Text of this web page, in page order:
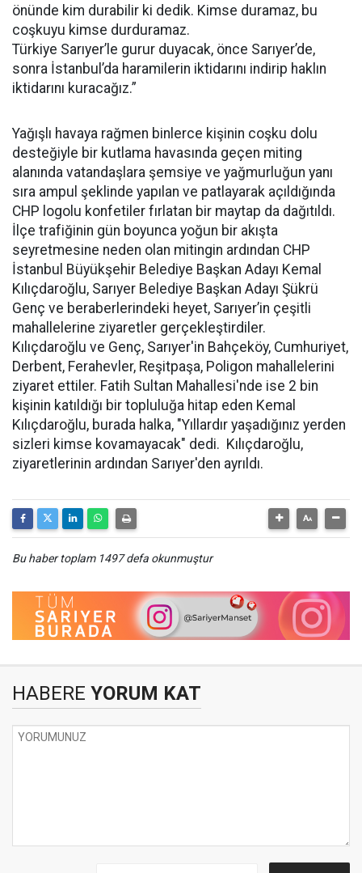
önünde kim durabilir ki dedik. Kimse duramaz, bu
coşkuyu kimse durduramaz.
Türkiye Sarıyer’le gurur duyacak, önce Sarıyer’de,
sonra İstanbul’da haramilerin iktidarını indirip haklın
iktidarını kuracağız.”
Yağışlı havaya rağmen binlerce kişinin coşku dolu
desteğiyle bir kutlama havasında geçen miting
alanında vatandaşlara şemsiye ve yağmurluğun yanı
sıra ampul şeklinde yapılan ve patlayarak açıldığında
CHP logolu konfetiler fırlatan bir maytap da dağıtıldı.
İlçe trafiğinin gün boyunca yoğun bir akışta
seyretmesine neden olan mitingin ardından CHP
İstanbul Büyükşehir Belediye Başkan Adayı Kemal
Kılıçdaroğlu, Sarıyer Belediye Başkan Adayı Şükrü
Genç ve beraberlerindeki heyet, Sarıyer’in çeşitli
mahallelerine ziyaretler gerçekleştirdiler.
Kılıçdaroğlu ve Genç, Sarıyer'in Bahçeköy, Cumhuriyet,
Derbent, Ferahevler, Reşitpaşa, Poligon mahallelerini
ziyaret ettiler. Fatih Sultan Mahallesi'nde ise 2 bin
kişinin katıldığı bir topluluğa hitap eden Kemal
Kılıçdaroğlu, burada halka, "Yıllardır yaşadığınız yerden
sizleri kimse kovamayacak" dedi. Kılıçdaroğlu,
ziyaretlerinin ardından Sarıyer'den ayrıldı.
Bu haber toplam 1497 defa okunmuştur
HABERE YORUM KAT